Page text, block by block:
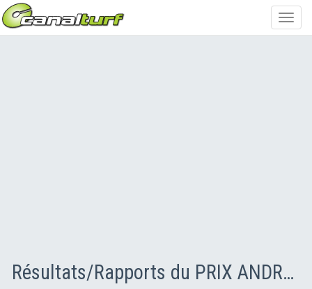
Résultats/Rapports du PRIX ANDRE VIGUIER (PRIX DE LIVOURNE)